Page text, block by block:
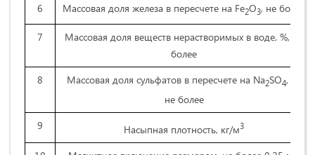
6
Массовая доля железа в пересчете на Fe2O3, не более
7
Массовая доля веществ нерастворимых в воде, %, не
более
8
Массовая доля сульфатов в пересчете на Na2SO4, %,
не более
9
Насыпная плотность, кг/м3